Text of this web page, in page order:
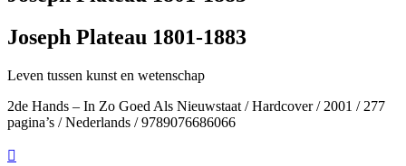
Joseph Plateau 1801-1883
Leven tussen kunst en wetenschap
2de Hands – In Zo Goed Als Nieuwstaat / Hardcover / 2001 / 277
pagina’s / Nederlands / 9789076686066